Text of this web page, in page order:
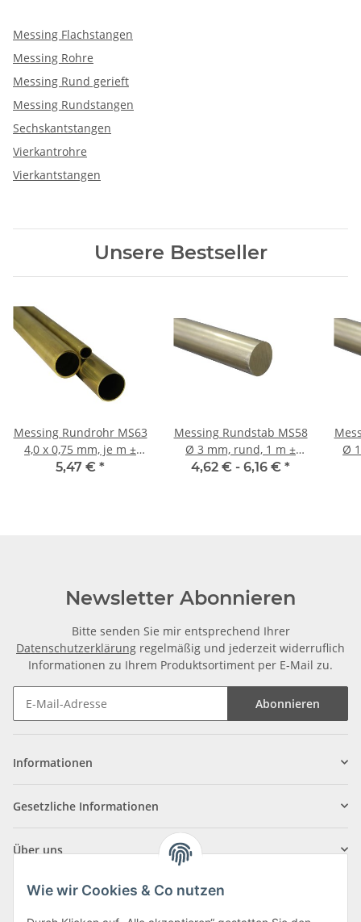
Messing Flachstangen
Messing Rohre
Messing Rund gerieft
Messing Rundstangen
Sechskantstangen
Vierkantrohre
Vierkantstangen
Unsere Bestseller
Messing Rundrohr MS63
4,0 x 0,75 mm, je m ±
5mm
5,47 € *
Messing Rundstab MS58
Ø 3 mm, rund, 1 m ±
5mm
4,62 € - 6,16 € *
Ø 10 mm, rund, 1 m ±
Newsletter Abonnieren
Bitte senden Sie mir entsprechend Ihrer
Datenschutzerklärung regelmäßig und jederzeit widerruflich
Informationen zu Ihrem Produktsortiment per E-Mail zu.
Abonnieren
Informationen
Gesetzliche Informationen
Über uns
Wie wir Cookies & Co nutzen